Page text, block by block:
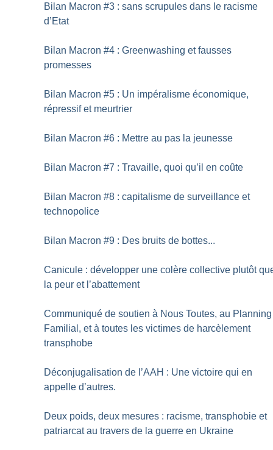
Bilan Macron #3 : sans scrupules dans le racisme
d’Etat
Bilan Macron #4 : Greenwashing et fausses
promesses
Bilan Macron #5 : Un impéralisme économique,
répressif et meurtrier
Bilan Macron #6 : Mettre au pas la jeunesse
Bilan Macron #7 : Travaille, quoi qu’il en coûte
Bilan Macron #8 : capitalisme de surveillance et
technopolice
Bilan Macron #9 : Des bruits de bottes...
Canicule : développer une colère collective plutôt
la peur et l’abattement
Communiqué de soutien à Nous Toutes, au Planning
Familial, et à toutes les victimes de harcèlement
transphobe
Déconjugalisation de l’AAH : Une victoire qui en
appelle d’autres.
Deux poids, deux mesures : racisme, transphobie et
patriarcat au travers de la guerre en Ukraine